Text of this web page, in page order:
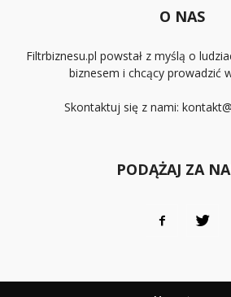
O NAS
Filtrbiznesu.pl powstał z myślą o
biznesem i chcący prowadzić
Skontaktuj się z nami:
PODĄŻAJ ZA